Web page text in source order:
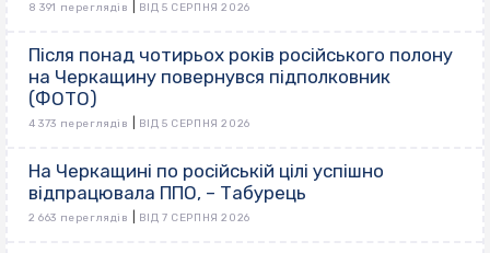
8 391 переглядів ВІД 5 СЕРПНЯ 2026
Після понад чотирьох років російського полону
на Черкащину повернувся підполковник
(ФОТО)
4 373 переглядів ВІД 5 СЕРПНЯ 2026
На Черкащині по російській цілі успішно
відпрацювала ППО, – Табурець
2 663 переглядів ВІД 7 СЕРПНЯ 2026